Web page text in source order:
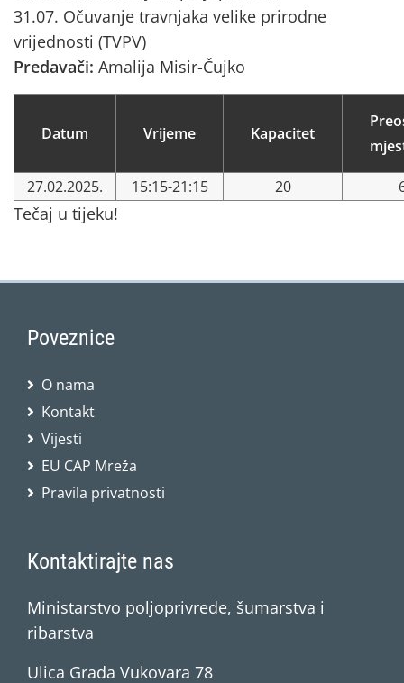
31.07. Očuvanje travnjaka velike prirodne
vrijednosti (TVPV)
Predavači: Amalija Misir-Čujko
Datum Vrijeme Kapacitet
27.02.2025. 15:15-21:15 20
Tečaj u tijeku!
Poveznice
O nama
Kontakt
Vijesti
EU CAP Mreža
Pravila privatnosti
Kontaktirajte nas
Ministarstvo poljoprivrede, šumarstva i
ribarstva
Ulica Grada Vukovara 78